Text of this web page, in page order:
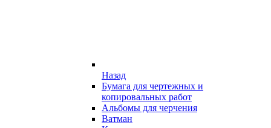
Назад
Бумага для чертежных и
копировальных работ
Альбомы для черчения
Ватман